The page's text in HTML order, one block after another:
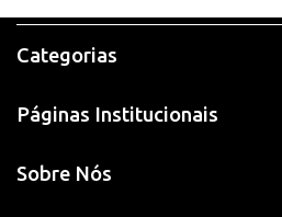
Categorias
Páginas Institucionais
Sobre Nós